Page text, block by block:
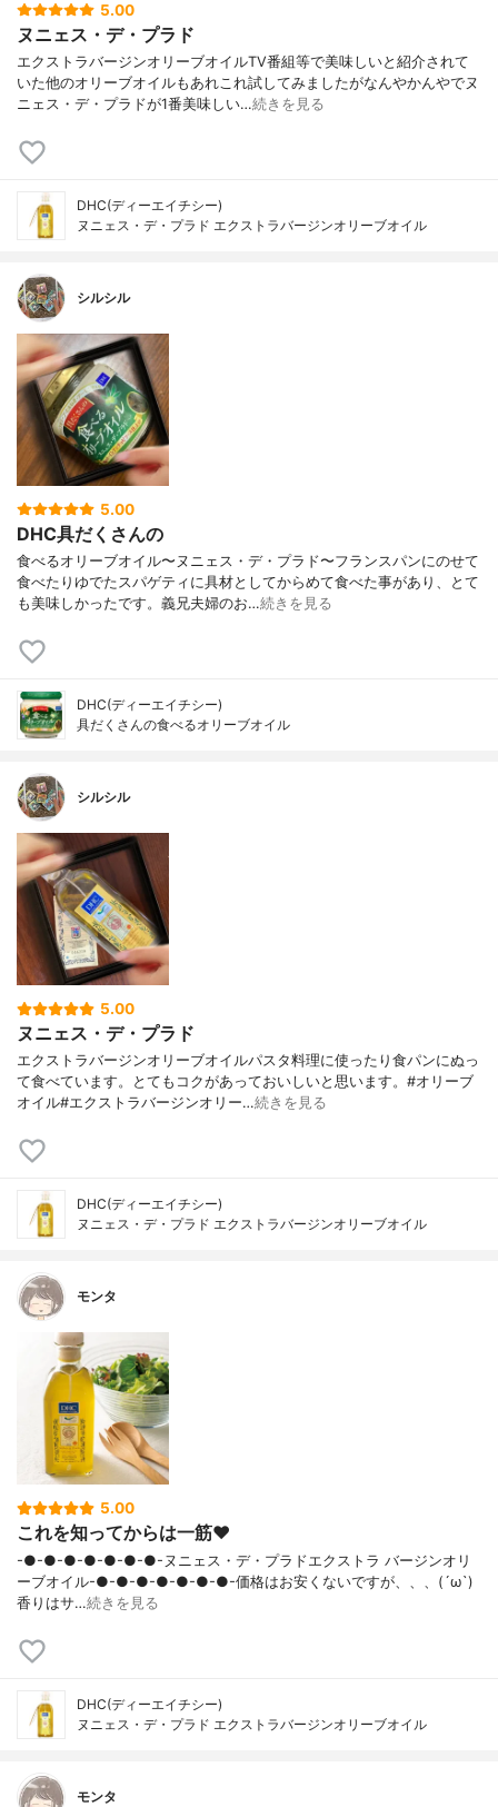
5.00
ヌニェス・デ・プラド
エクストラバージンオリーブオイルTV番組等で美味しいと紹介されて
いた他のオリーブオイルもあれこれ試してみましたがなんやかんやでヌ
ニェス・デ・プラドが1番美味しい…続きを見る
DHC(ディーエイチシー)
ヌニェス・デ・プラド エクストラバージンオリーブオイル
シルシル
5.00
DHC具だくさんの
食べるオリーブオイル〜ヌニェス・デ・プラド〜フランスパンにのせて
食べたりゆでたスパゲティに具材としてからめて食べた事があり、とて
も美味しかったです。義兄夫婦のお…続きを見る
DHC(ディーエイチシー)
具だくさんの食べるオリーブオイル
シルシル
5.00
ヌニェス・デ・プラド
エクストラバージンオリーブオイルパスタ料理に使ったり食パンにぬっ
て食べています。とてもコクがあっておいしいと思います。#オリーブ
オイル#エクストラバージンオリー…続きを見る
DHC(ディーエイチシー)
ヌニェス・デ・プラド エクストラバージンオリーブオイル
モンタ
5.00
これを知ってからは一筋❤️
-●-●-●-●-●-●-●-ヌニェス・デ・プラドエクストラ バージンオリ
ーブオイル-●-●-●-●-●-●-●-価格はお安くないですが、、、(´ω`)
香りはサ…続きを見る
DHC(ディーエイチシー)
ヌニェス・デ・プラド エクストラバージンオリーブオイル
モンタ